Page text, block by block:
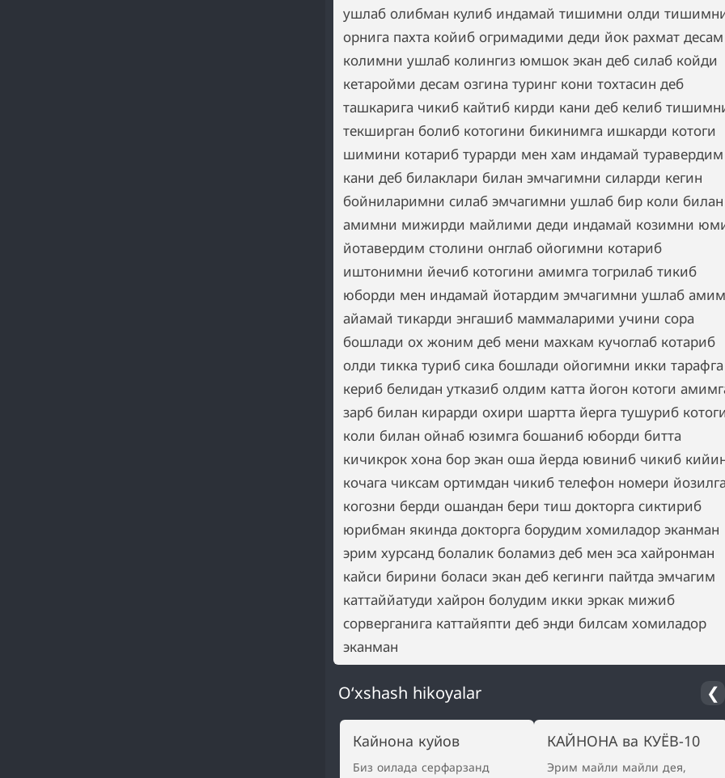
ушлаб олибман кулиб индамай тишимни олди
орнига пахта койиб огримадими деди йок рахмат десам
колимни ушлаб колингиз юмшок экан деб силаб койди
кетаройми десам озгина туринг кони тохтасин деб
ташкарига чикиб кайтиб кирди кани деб келиб
текширган болиб котогини бикинимга ишкарди котоги
шимини котариб турарди мен хам индамай туравердим
кани деб билаклари билан эмчагимни силарди кегин
бойниларимни силаб эмчагимни ушлаб бир коли билан
амимни мижирди майлими деди индамай козимни
йотавердим столини онглаб ойогимни котариб
иштонимни йечиб котогини амимга тогрилаб тикиб
юборди мен индамай йотардим эмчагимни ушлаб
айамай тикарди энгашиб маммаларими учини сора
бошлади ох жоним деб мени махкам кучоглаб котариб
олди тикка туриб сика бошлади ойогимни икки тарафга
кериб белидан утказиб олдим катта йогон котоги
зарб билан кирарди охири шартта йерга тушуриб
коли билан ойнаб юзимга бошаниб юборди битта
кичикрок хона бор экан оша йерда ювиниб чикиб
кочага чиксам ортимдан чикиб телефон номери
когозни берди ошандан бери тиш докторга сиктириб
юрибман якинда докторга борудим хомиладор эканман
эрим хурсанд болалик боламиз деб мен эса хайронман
кайси бирини боласи экан деб кегинги пайтда эмчагим
каттаййатуди хайрон болудим икки эркак мижиб
сорверганига каттайяпти деб энди билсам хомиладор
эканман
O‘xshash hikoyalar ❮
Кайнона куйов
Биз оилада серфарзанд
КАЙНОНА ва КУЁВ-10
Эрим майли майли дея,